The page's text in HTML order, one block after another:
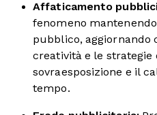
Affaticamento
fenomeno
pubblico, aggiornando
creatività e le strategie
sovraesposizione e il
tempo.